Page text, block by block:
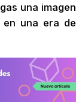
una imagen
en una era de